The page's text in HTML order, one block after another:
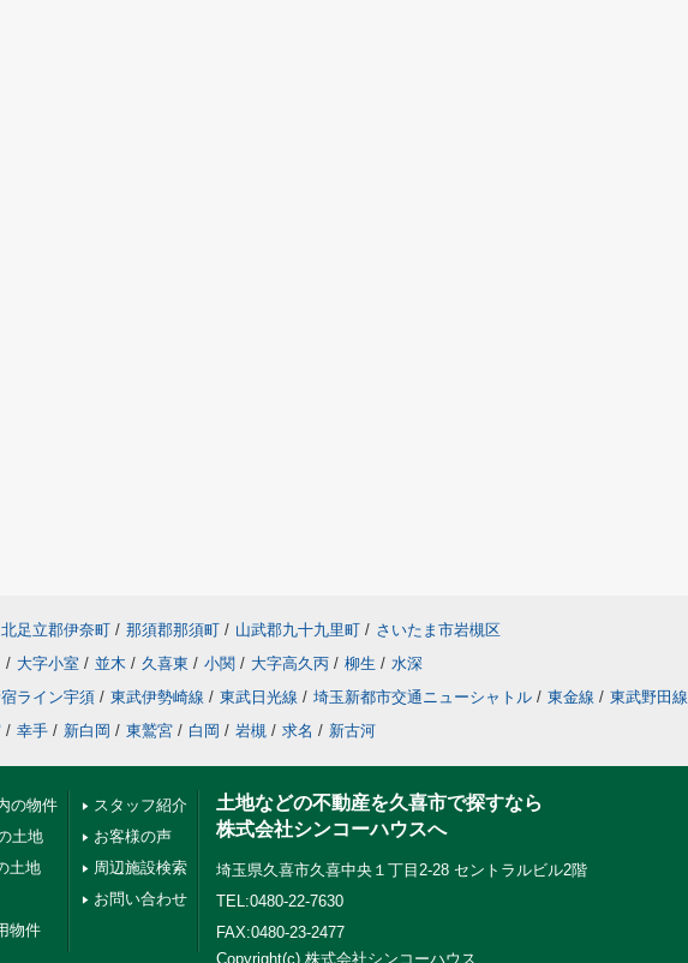
北足立郡伊奈町 / 那須郡那須町 / 山武郡九十九里町 / さいたま市岩槻区
/ 大字小室 / 並木 / 久喜東 / 小関 / 大字高久丙 / 柳生 / 水深
ライン宇須 / 東武伊勢崎線 / 東武日光線 / 埼玉新都市交通ニューシャトル / 東金線 / 東武野田線
/ 幸手 / 新白岡 / 東鷲宮 / 白岡 / 岩槻 / 求名 / 新古河
の物件
土地
土地
物件
スタッフ紹介
お客様の声
周辺施設検索
お問い合わせ
土地などの不動産を久喜市で探すなら
株式会社シンコーハウスへ
埼玉県久喜市久喜中央１丁目2-28 セントラルビル2階
TEL:0480-22-7630
FAX:0480-23-2477
Copyright(c) 株式会社シンコーハウス